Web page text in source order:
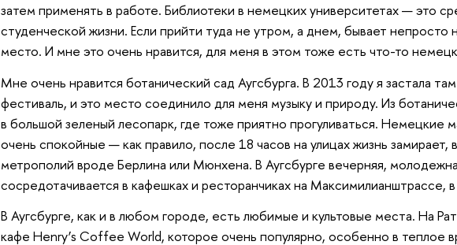
затем применять в работе. Библиотеки в немецких университетах — это
студенческой жизни. Если прийти туда не утром, а днем, бывает непросто
место. И мне это очень нравится, для меня в этом тоже есть что-то
Мне очень нравится ботанический сад Аугсбурга. В 2013 году я застала
фестиваль, и это место соединило для меня музыку и природу. Из
в большой зеленый лесопарк, где тоже приятно прогуливаться. Немецкие
очень спокойные — как правило, после 18 часов на улицах жизнь замирает,
метрополий вроде Берлина или Мюнхена. В Аугсбурге вечерняя,
сосредотачивается в кафешках и ресторанчиках на Максимилианштрассе,
В Аугсбурге, как и в любом городе, есть любимые и культовые места. На
кафе Henry’s Coffee World, которое очень популярно, особенно в теплое